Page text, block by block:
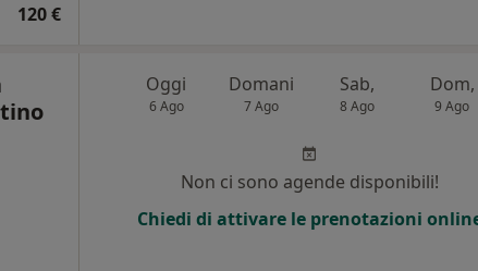
120 €
Oggi
6 Ago
Domani
7 Ago
Sab,
8 Ago
Dom,
9 Ago
Non ci sono agende disponibili!
Chiedi di attivare le prenotazioni